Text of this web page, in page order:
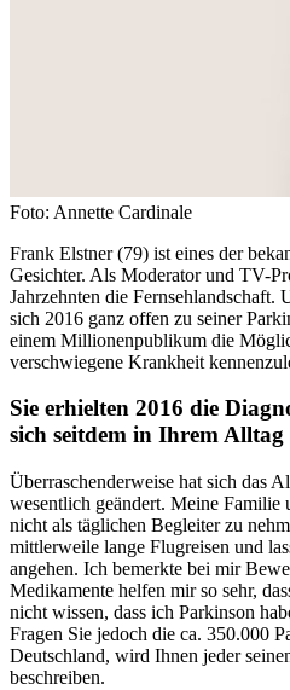
Foto: Annette Cardinale
Frank Elstner (79) ist eines der
Gesichter. Als Moderator und TV-
Jahrzehnten die Fernsehlandschaft.
sich 2016 ganz offen zu seiner
einem Millionenpublikum die
verschwiegene Krankheit
Sie erhielten 2016 die
sich seitdem in Ihrem
Überraschenderweise hat sich das
wesentlich geändert. Meine Familie
nicht als täglichen Begleiter zu
mittlerweile lange Flugreisen und
angehen. Ich bemerkte bei mir
Medikamente helfen mir so sehr,
nicht wissen, dass ich Parkinson
Fragen Sie jedoch die ca. 350.000
Deutschland, wird Ihnen jeder
beschreiben.